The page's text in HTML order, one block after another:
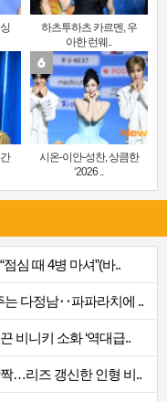
하츠투하츠 카르멘, 우
아한 런웨..
시온-이안-성찬, 상큼한
‘2026 ..
심 때 4병 마셔”(바..
는 다정남‥파파라치에 ..
비니키 소화 ‘역대급..
…리즈 갱신한 인형 비..